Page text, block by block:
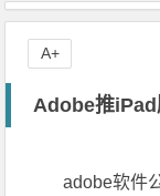
Adobe推
adobe软件
A+